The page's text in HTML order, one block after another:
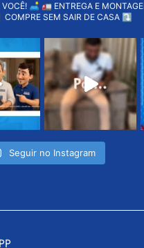
VOCÊ! 🛋️ 🚛 ENTREGA E MONTAGEM
SEM SAIR DE CASA ⤵️
Seguir no Instagram